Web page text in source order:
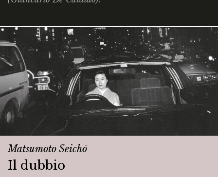
Matsumoto Seichō
Il dubbio